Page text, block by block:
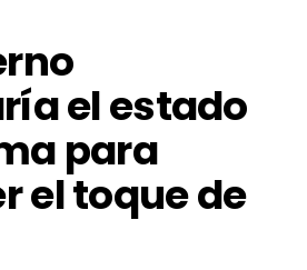
el estado
para
el toque de